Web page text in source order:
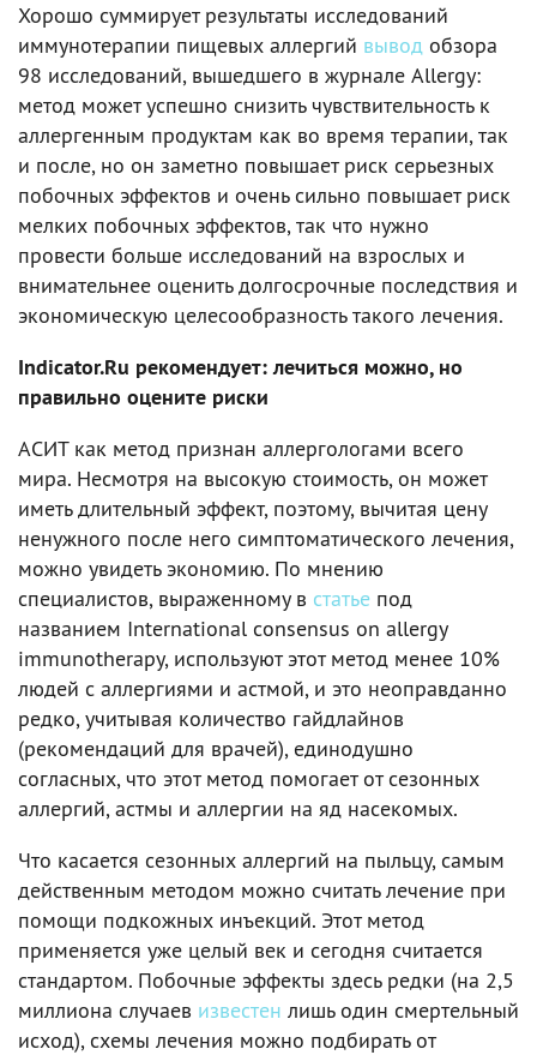
Хорошо суммирует результаты исследований
иммунотерапии пищевых аллергий вывод обзора
98 исследований, вышедшего в журнале Allergy:
метод может успешно снизить чувствительность к
аллергенным продуктам как во время терапии, так
и после, но он заметно повышает риск серьезных
побочных эффектов и очень сильно повышает риск
мелких побочных эффектов, так что нужно
провести больше исследований на взрослых и
внимательнее оценить долгосрочные последствия и
экономическую целесообразность такого лечения.
Indicator.Ru рекомендует: лечиться можно, но
правильно оцените риски
АСИТ как метод признан аллергологами всего
мира. Несмотря на высокую стоимость, он может
иметь длительный эффект, поэтому, вычитая цену
ненужного после него симптоматического лечения,
можно увидеть экономию. По мнению
специалистов, выраженному в статье под
названием International consensus on allergy
immunotherapy, используют этот метод менее 10%
людей с аллергиями и астмой, и это неоправданно
редко, учитывая количество гайдлайнов
(рекомендаций для врачей), единодушно
согласных, что этот метод помогает от сезонных
аллергий, астмы и аллергии на яд насекомых.
Что касается сезонных аллергий на пыльцу, самым
действенным методом можно считать лечение при
помощи подкожных инъекций. Этот метод
применяется уже целый век и сегодня считается
стандартом. Побочные эффекты здесь редки (на 2,5
миллиона случаев известен лишь один смертельный
исход), схемы лечения можно подбирать от